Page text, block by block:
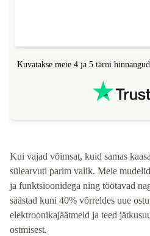
Kuvatakse meie 4 ja 5 tärni hinnangud
Kui vajad võimsat, kuid samas
sülearvuti parim valik. Meie
ja funktsioonidega ning töötavad
säästad kuni 40% võrreldes uue
elektroonikajäätmeid ja teed
ostmisest.